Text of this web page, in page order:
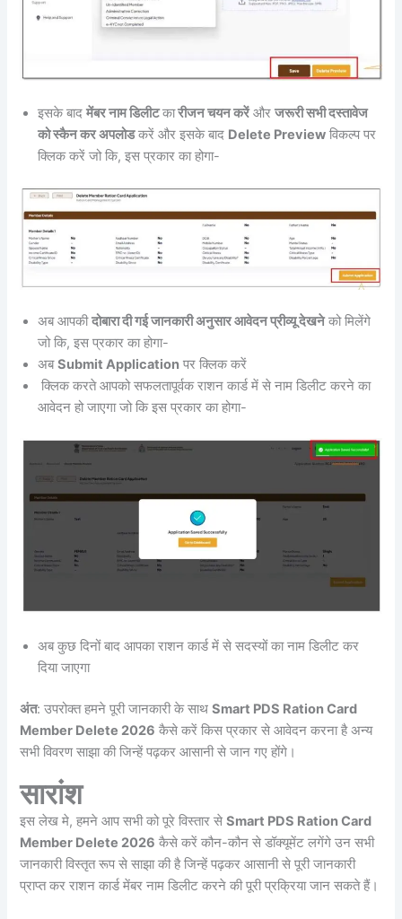
इसके बादमेंबर नाम डिलीटकारीजन चयन करेंऔरजरूरी सभी दस्तावेज
को स्कैन कर अपलोडकरें और इसके बाद Delete Preview विकल्प पर
क्लिक करें जो कि, इस प्रकार का होगा-
अब आपकीदोबारा दी गई जानकारी अनुसार आवेदन प्रीव्यू देखनेको मिलेंगे
जो कि, इस प्रकार का होगा-
अबSubmit Application पर क्लिक करें
क्लिक करते आपको सफलतापूर्वक राशन कार्ड में से नाम डिलीट करने का
आवेदन हो जाएगा जो कि इस प्रकार का होगा-
अब कुछ दिनों बाद आपका राशन कार्ड में से सदस्यों का नाम डिलीट कर
दिया जाएगा
अंत: उपरोक्त हमने पूरी जानकारी के साथSmart PDS Ration Card
Member Delete 2026 कैसे करें किस प्रकार से आवेदन करना है अन्य
सभी विवरण साझा की जिन्हें पढ़कर आसानी से जान गए होंगे।
सारांश
इस लेख मे, हमने आप सभी को पूरे विस्तार सेSmart PDS Ration Card
Member Delete 2026 कैसे करें कौन-कौन से डॉक्यूमेंट लगेंगे उन सभी
जानकारी विस्तृत रूप से साझा की है जिन्हें पढ़कर आसानी से पूरी जानकारी
प्राप्त कर राशन कार्ड मेंबर नाम डिलीट करने की पूरी प्रक्रिया जान सकते हैं।